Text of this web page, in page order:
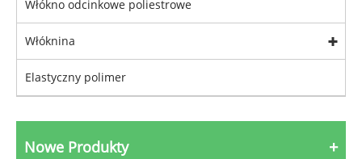
Włókno odcinkowe poliestrowe
Włóknina
Elastyczny polimer
Nowe Produkty